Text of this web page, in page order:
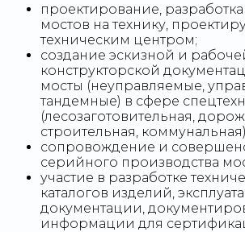
проектирование,
мостов на технику,
техническим центром;
создание эскизной и
конструкторской
мосты (неуправляемые,
тандемные) в сфере
(лесозаготовительная,
строительная,
сопровождение и
серийного производства
участие в разработке
каталогов изделий,
документации,
информации для